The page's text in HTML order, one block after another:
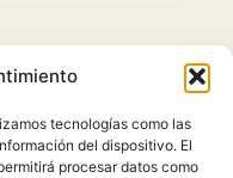
tecnologías como las
del dispositivo. El
procesar datos como